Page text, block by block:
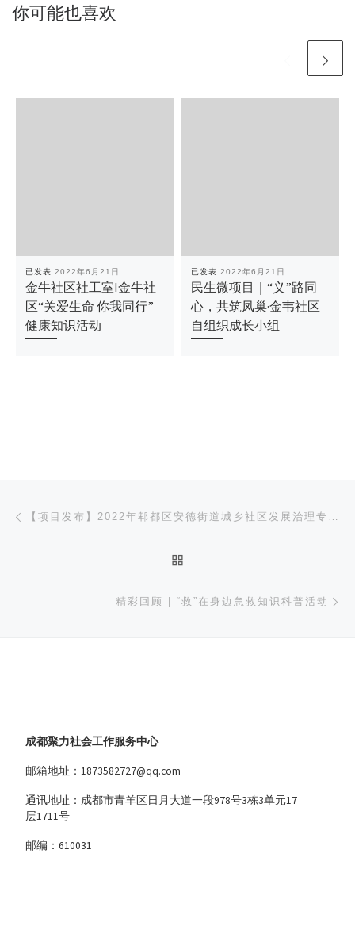
你可能也喜欢
已发表 2022年6月21日
金牛社区社工室I金牛社
区“关爱生命 你我同行”
健康知识活动
已发表 2022年6月21日
民生微项目｜“义”路同
心，共筑凤巢·金韦社区
自组织成长小组
文章导航 【项目发布】2022年郫都区安德街道城乡社区发展治理专项保障资金项目征集公告
精彩回顾 | “救”在身边急救知识科普活动
成都聚力社会工作服务中心
邮箱地址：1873582727@qq.com
通讯地址：成都市青羊区日月大道一段978号3栋3单元17
层1711号
邮编：610031